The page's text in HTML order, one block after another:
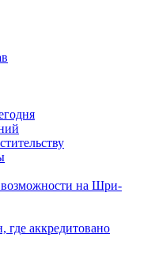
на Шри-
где аккредитовано